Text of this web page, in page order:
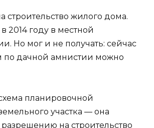
строительство жилого дома.
2014 году в местной
Но мог и не получать: сейчас
по дачной амнистии можно
планировочной
участка — она
разрешению на строительство